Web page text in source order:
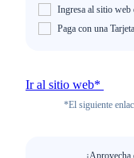
Ingresa al sitio web
Paga con una
Ir al sitio web*
*El siguiente
¡Aprovecha